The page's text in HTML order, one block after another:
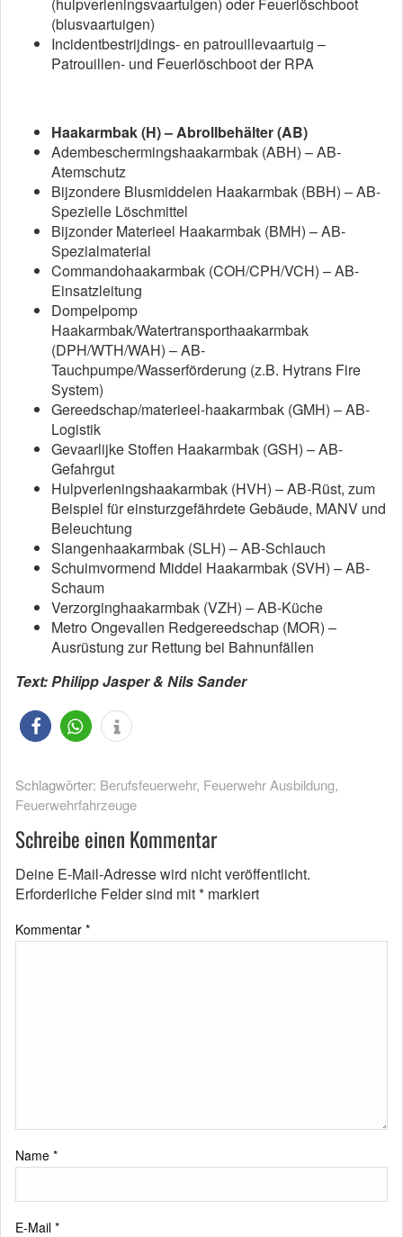
(blusvaartuigen)
Incidentbestrijdings- en patrouillevaartuig –
Patrouillen- und Feuerlöschboot der RPA
Haakarmbak (H) – Abrollbehälter (AB)
Adembeschermingshaakarmbak (ABH) – AB-
Atemschutz
Bijzondere Blusmiddelen Haakarmbak (BBH) – AB-
Spezielle Löschmittel
Bijzonder Materieel Haakarmbak (BMH) – AB-
Spezialmaterial
Commandohaakarmbak (COH/CPH/VCH) – AB-
Einsatzleitung
Dompelpomp
Haakarmbak/Watertransporthaakarmbak
(DPH/WTH/WAH) – AB-
Tauchpumpe/Wasserförderung (z.B. Hytrans Fire
System)
Gereedschap/materieel-haakarmbak (GMH) – AB-
Logistik
Gevaarlijke Stoffen Haakarmbak (GSH) – AB-
Gefahrgut
Hulpverleningshaakarmbak (HVH) – AB-Rüst, zum
Beispiel für einsturzgefährdete Gebäude, MANV und
Beleuchtung
Slangenhaakarmbak (SLH) – AB-Schlauch
Schuimvormend Middel Haakarmbak (SVH) – AB-
Schaum
Verzorginghaakarmbak (VZH) – AB-Küche
Metro Ongevallen Redgereedschap (MOR) –
Ausrüstung zur Rettung bei Bahnunfällen
Text: Philipp Jasper & Nils Sander
Schlagwörter: Berufsfeuerwehr, Feuerwehr Ausbildung,
Feuerwehrfahrzeuge
Schreibe einen Kommentar
Deine E-Mail-Adresse wird nicht veröffentlicht.
Erforderliche Felder sind mit* markiert
Kommentar *
Name *
E-Mail *